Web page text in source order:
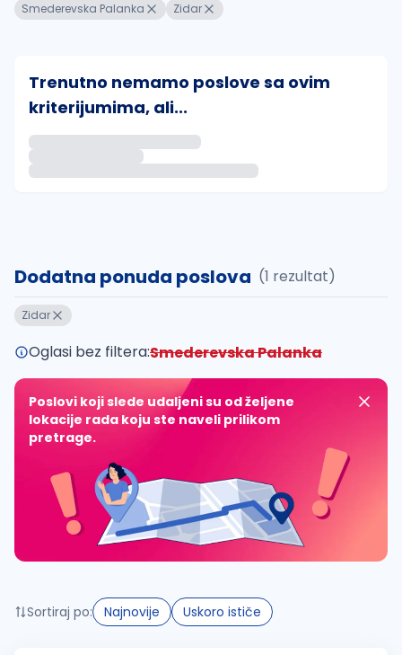
Smederevska Palanka Zidar
Trenutno nemamo poslove sa ovim
kriterijumima, ali...
Takođe možete da:
proverite pravopisne greške (koristite č, ć, š, đ,
povećajte radijus za odabrani grad
Dodatna ponuda poslova (1 rezultat)
Zidar
Sortiraj po: Najnovije Uskoro ističe
Oglasi bez filtera:Smederevska Palanka
Poslovi koji slede udaljeni su od željene
lokacije rada koju ste naveli prilikom
pretrage.